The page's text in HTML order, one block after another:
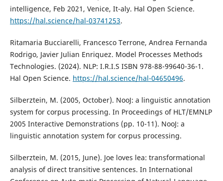
intelligence, Feb 2021, Venice, It-aly. Hal Open Science.
https://hal.science/hal-03741253.
Ritamaria Bucciarelli, Francesco Terrone, Andrea Fernanda
Rodrigo, Javier Julian Enriquez. Model Processes Methods
Technologies. (2024). NLP: I.R.I.S ISBN 978-88-99640-36-1.
Hal Open Science. https://hal.science/hal-04650496.
Silberztein, M. (2005, October). NooJ: a linguistic annotation
system for corpus processing. In Proceedings of HLT/EMNLP
2005 Interactive Demonstrations (pp. 10-11). NooJ: a
linguistic annotation system for corpus processing.
Silberztein, M. (2015, June). Joe loves lea: transformational
analysis of direct transitive sentences. In International